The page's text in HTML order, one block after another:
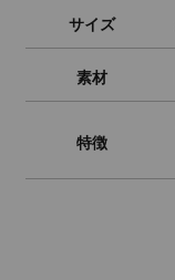
サイズ
素材
特徴